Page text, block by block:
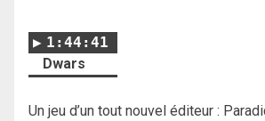
1:44:41
Dwars
Un jeu d’un tout nouvel éditeur :